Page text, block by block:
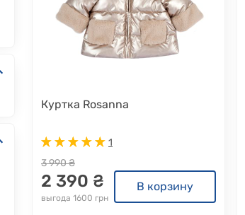
Куртка Rosanna
1
3 990 ₴
2 390 ₴
выгода 1600 грн
В корзину